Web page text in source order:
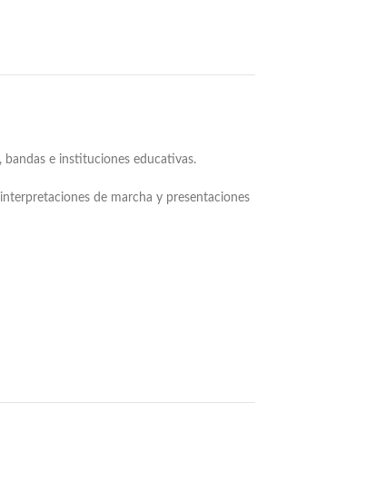
e instituciones educativas.
de marcha y presentaciones